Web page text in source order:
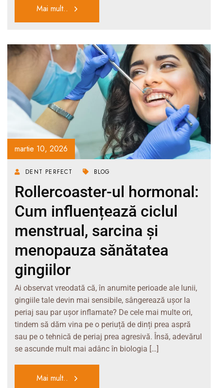
Mai mult..
martie 10, 2026
DENT PERFECT BLOG
Rollercoaster-ul hormonal:
Cum influențează ciclul
menstrual, sarcina și
menopauza sănătatea
gingiilor
Ai observat vreodată că, în anumite perioade ale lunii,
gingiile tale devin mai sensibile, sângerează ușor la
periaj sau par ușor inflamate? De cele mai multe ori,
tindem să dăm vina pe o periuță de dinți prea aspră
sau pe o tehnică de periaj prea agresivă. Însă, adevărul
se ascunde mult mai adânc în biologia […]
Mai mult..